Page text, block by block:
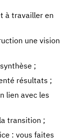
à travailler en
une vision
;
résultats ;
lien avec les
transition ;
: vous faites